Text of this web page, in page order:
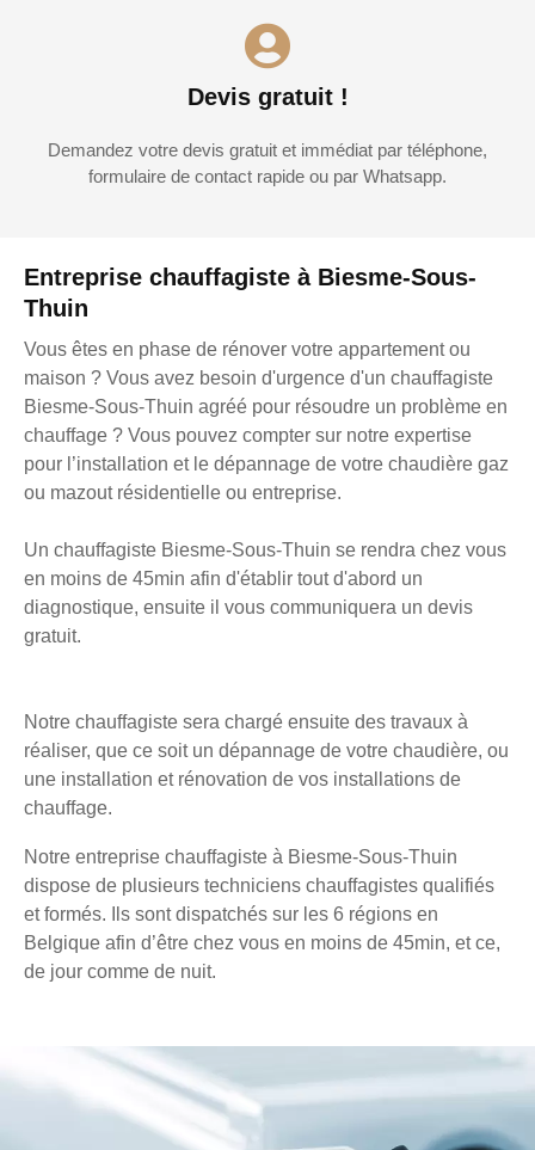
Entreprise chauffagiste à Biesme-Sous-
Thuin
Vous êtes en phase de rénover votre appartement ou
maison ? Vous avez besoin d'urgence d'un chauffagiste
Biesme-Sous-Thuin agréé pour résoudre un problème en
chauffage ? Vous pouvez compter sur notre expertise
pour l’installation et le dépannage de votre chaudière gaz
ou mazout résidentielle ou entreprise.
Un chauffagiste Biesme-Sous-Thuin se rendra chez vous
en moins de 45min afin d'établir tout d'abord un
diagnostique, ensuite il vous communiquera un devis
gratuit.
Notre chauffagiste sera chargé ensuite des travaux à
réaliser, que ce soit un dépannage de votre chaudière, ou
une installation et rénovation de vos installations de
chauffage.
Notre entreprise chauffagiste à Biesme-Sous-Thuin
dispose de plusieurs techniciens chauffagistes qualifiés
et formés. Ils sont dispatchés sur les 6 régions en
Belgique afin d’être chez vous en moins de 45min, et ce,
de jour comme de nuit.
Devis gratuit !
Demandez votre devis gratuit et immédiat par téléphone,
formulaire de contact rapide ou par Whatsapp.